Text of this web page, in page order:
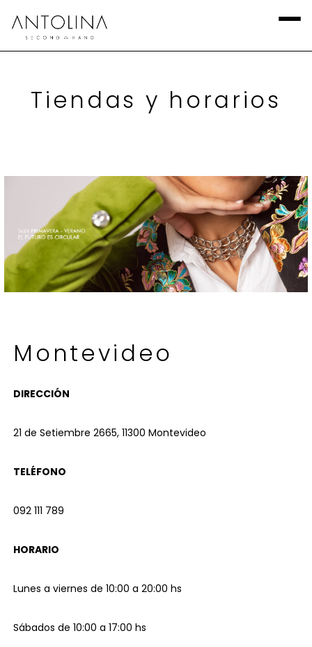
Tiendas y horarios
Montevideo
DIRECCIÓN
21 de Setiembre 2665, 11300 Montevideo
TELÉFONO
092 111 789
HORARIO
Lunes a viernes de 10:00 a 20:00 hs
Sábados de 10:00 a 17:00 hs